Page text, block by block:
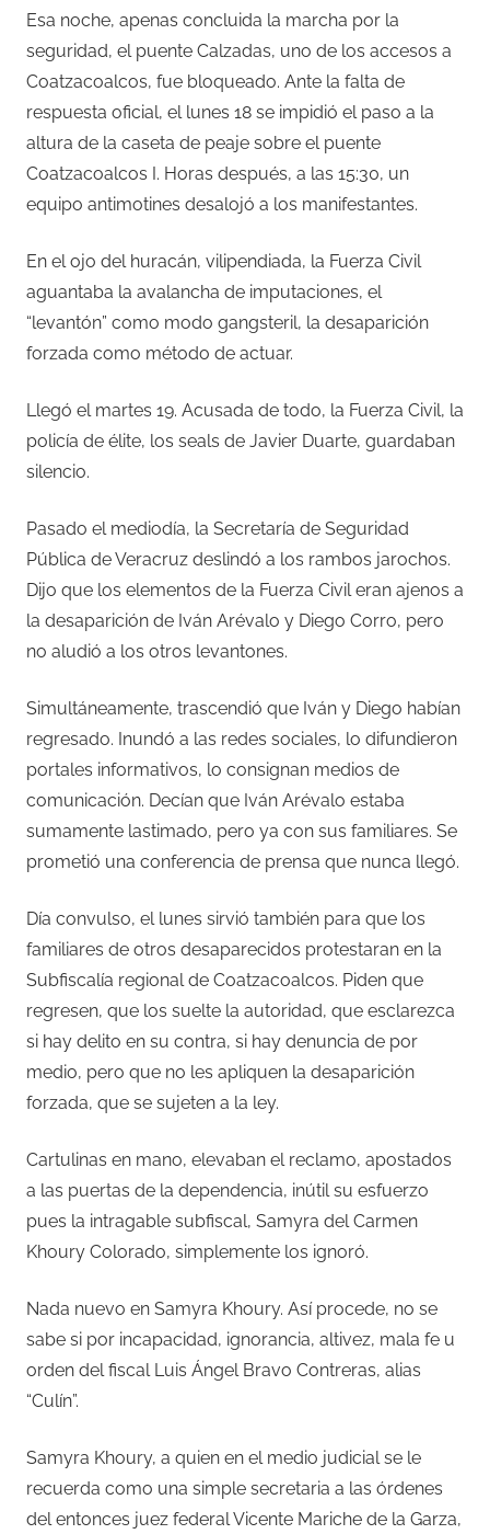
Esa noche, apenas concluida la marcha por la
seguridad, el puente Calzadas, uno de los accesos a
Coatzacoalcos, fue bloqueado. Ante la falta de
respuesta oficial, el lunes 18 se impidió el paso a la
altura de la caseta de peaje sobre el puente
Coatzacoalcos I. Horas después, a las 15:30, un
equipo antimotines desalojó a los manifestantes.
En el ojo del huracán, vilipendiada, la Fuerza Civil
aguantaba la avalancha de imputaciones, el
“levantón” como modo gangsteril, la desaparición
forzada como método de actuar.
Llegó el martes 19. Acusada de todo, la Fuerza Civil, la
policía de élite, los seals de Javier Duarte, guardaban
silencio.
Pasado el mediodía, la Secretaría de Seguridad
Pública de Veracruz deslindó a los rambos jarochos.
Dijo que los elementos de la Fuerza Civil eran ajenos a
la desaparición de Iván Arévalo y Diego Corro, pero
no aludió a los otros levantones.
Simultáneamente, trascendió que Iván y Diego habían
regresado. Inundó a las redes sociales, lo difundieron
portales informativos, lo consignan medios de
comunicación. Decían que Iván Arévalo estaba
sumamente lastimado, pero ya con sus familiares. Se
prometió una conferencia de prensa que nunca llegó.
Día convulso, el lunes sirvió también para que los
familiares de otros desaparecidos protestaran en la
Subfiscalía regional de Coatzacoalcos. Piden que
regresen, que los suelte la autoridad, que esclarezca
si hay delito en su contra, si hay denuncia de por
medio, pero que no les apliquen la desaparición
forzada, que se sujeten a la ley.
Cartulinas en mano, elevaban el reclamo, apostados
a las puertas de la dependencia, inútil su esfuerzo
pues la intragable subfiscal, Samyra del Carmen
Khoury Colorado, simplemente los ignoró.
Nada nuevo en Samyra Khoury. Así procede, no se
sabe si por incapacidad, ignorancia, altivez, mala fe u
orden del fiscal Luis Ángel Bravo Contreras, alias
“Culín”.
Samyra Khoury, a quien en el medio judicial se le
recuerda como una simple secretaria a las órdenes
del entonces juez federal Vicente Mariche de la Garza,